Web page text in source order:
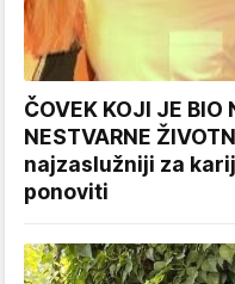
ČOVEK KOJI JE BIO
NESTVARNE
najzaslužniji za
ponoviti